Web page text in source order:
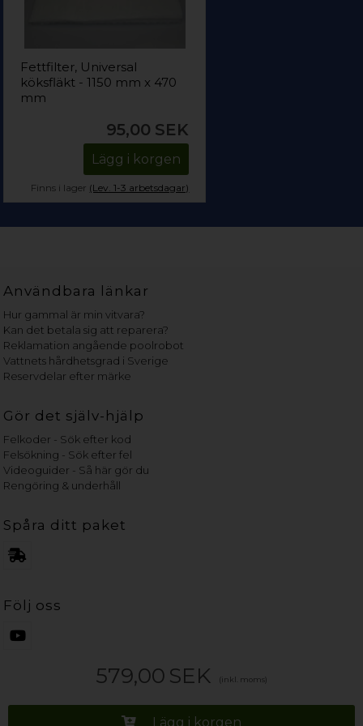
579,00 SEK (inkl. moms)
Lägg i korgen
Fettfilter, Universal
köksfläkt - 1150 mm x 470
mm
95,00 SEK
Lägg i korgen
Finns i lager (Lev. 1-3 arbetsdagar)
Användbara länkar
Hur gammal är min vitvara?
Kan det betala sig att reparera?
Reklamation angående poolrobot
Vattnets hårdhetsgrad i Sverige
Reservdelar efter märke
Gör det själv-hjälp
Felkoder - Sök efter kod
Felsökning - Sök efter fel
Videoguider - Så här gör du
Rengöring & underhåll
Spåra ditt paket
Följ oss